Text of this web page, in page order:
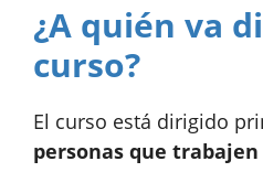
¿A quién va
curso?
El curso está dirigido
personas que